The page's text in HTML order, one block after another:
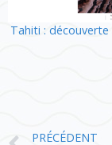
Tahiti :
PRÉCÉDENT